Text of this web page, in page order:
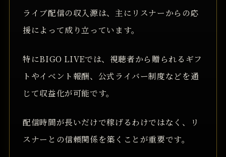
ライブ配信の収入源は、主にリスナーからの応
援によって成り立っています。
特にBIGO LIVEでは、視聴者から贈られるギフ
トやイベント報酬、公式ライバー制度などを通
じて収益化が可能です。
配信時間が長いだけで稼げるわけではなく、リ
スナーとの信頼関係を築くことが重要です。